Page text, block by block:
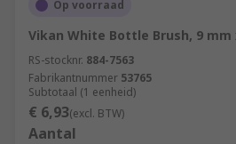
Op voorraad
Vikan White Bottle Brush, 9 mm
RS-stocknr. 884-7563
Fabrikantnummer 53765
Subtotaal (1 eenheid)
€ 6,93(excl. BTW)
Aantal